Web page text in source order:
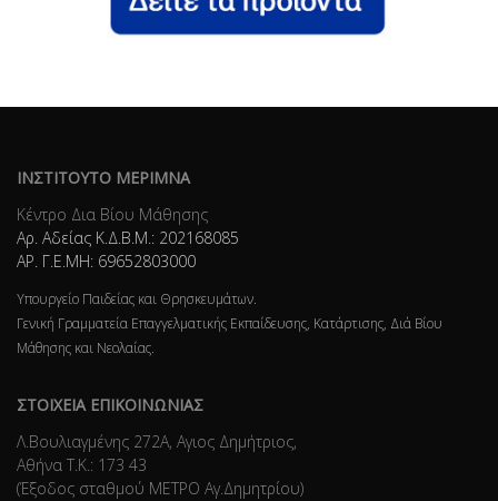
ΙΝΣΤΙΤΟΥΤΟ ΜΕΡΙΜΝΑ
Κέντρο Δια Βίου Μάθησης
Αρ. Αδείας Κ.Δ.Β.Μ.: 202168085
ΑΡ. Γ.Ε.ΜΗ: 69652803000
Υπουργείο Παιδείας και Θρησκευμάτων.
Γενική Γραμματεία Επαγγελματικής Εκπαίδευσης, Κατάρτισης, Διά Βίου
Μάθησης και Νεολαίας.
ΣΤΟΙΧΕΙΑ ΕΠΙΚΟΙΝΩΝΙΑΣ
Λ.Βουλιαγμένης 272Α, Αγιος Δημήτριος,
Αθήνα Τ.Κ.: 173 43
(Έξοδος σταθμού ΜΕΤΡΟ Αγ.Δημητρίου)